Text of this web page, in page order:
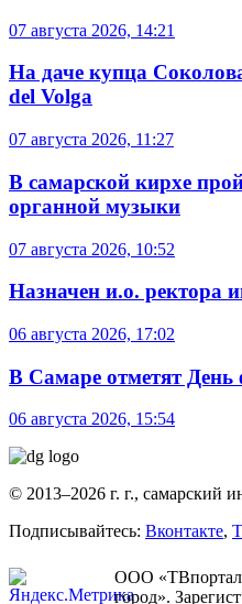
07 августа 2026, 14:21
На даче купца
del Volga
07 августа 2026, 11:27
В самарской кирхе
органной музыки
07 августа 2026, 10:52
Назначен и.о. ректора
06 августа 2026, 17:02
В Самаре отметят День
06 августа 2026, 15:54
© 2013–2026 г. г., самарский
Подписывайтесь: Вконтакте,
ООО
город».